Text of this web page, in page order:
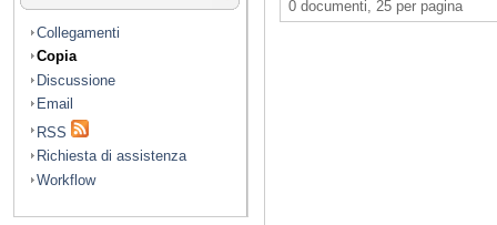
Collegamenti
Copia
Discussione
Email
RSS
Richiesta di assistenza
Workflow